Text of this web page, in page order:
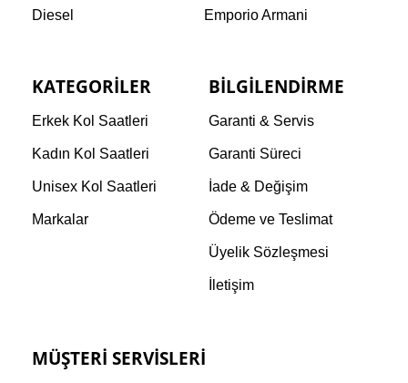
Diesel
Emporio Armani
KATEGORILER
Erkek Kol Saatleri
Kadın Kol Saatleri
Unisex Kol Saatleri
Markalar
BILGILENDIRME
Garanti & Servis
Garanti Süreci
İade & Değişim
Ödeme ve Teslimat
Üyelik Sözleşmesi
İletişim
MÜŞTERI SERVISLERI